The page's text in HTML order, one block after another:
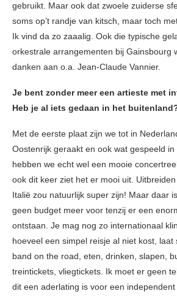
gebruikt. Maar ook dat zwoele zuiderse
soms op’t randje van kitsch, maar toch
Ik vind da zo zaaalig. Ook die typische
orkestrale arrangementen bij Gainsbourg
danken aan o.a. Jean-Claude Vannier.
Je bent zonder meer een artieste met
Heb je al iets gedaan in het
Met de eerste plaat zijn we tot in
Oostenrijk geraakt en ook wat gespeeld
hebben we echt wel een mooie
ook dit keer ziet het er mooi uit.
Italië zou natuurlijk super zijn! Maar daar
geen budget meer voor tenzij er een
ontstaan. Je mag nog zo internationaal
hoeveel een simpel reisje al niet kost,
band on the road, eten, drinken, slapen,
treintickets, vliegtickets. Ik moet er geen
dit een aderlating is voor een independent